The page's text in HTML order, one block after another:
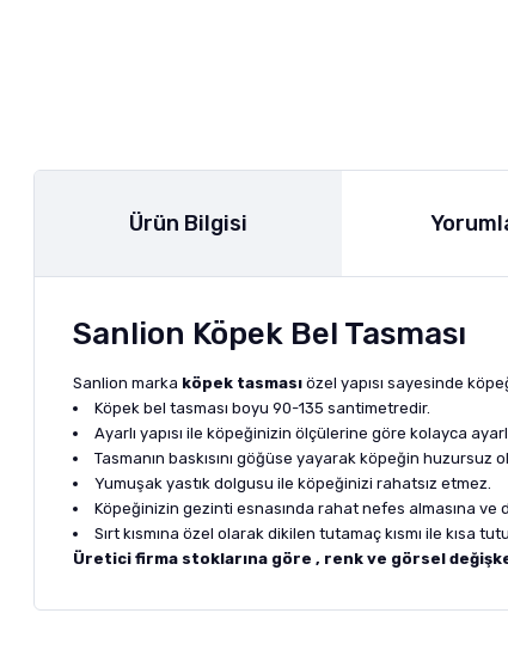
Ürün Bilgisi
Sanlion Köpek Bel Tasması
Sanlion marka köpek tasması özel yapısı sayesinde
Köpek bel tasması boyu 90-135 santimetredir.
Ayarlı yapısı ile köpeğinizin ölçülerine göre kolayca
Tasmanın baskısını göğüse yayarak köpeğin huzursuz
Yumuşak yastık dolgusu ile köpeğinizi rahatsız etmez.
Köpeğinizin gezinti esnasında rahat nefes almasına ve
Sırt kısmına özel olarak dikilen tutamaç kısmı ile kısa
Üretici firma stoklarına göre , renk ve görsel